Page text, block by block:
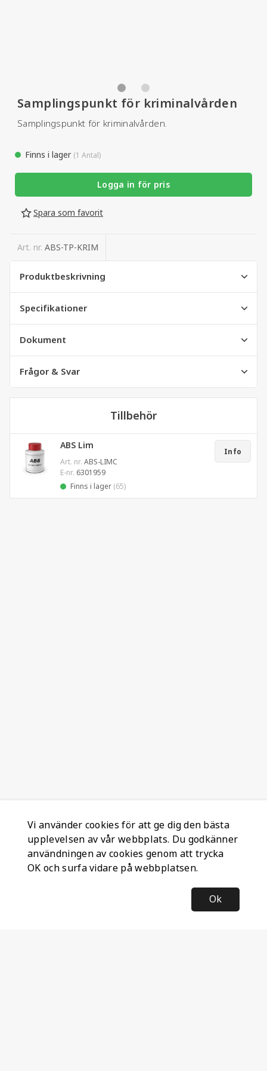
Samplingspunkt för kriminalvården
Samplingspunkt för kriminalvården.
Finns i lager (1 Antal)
Logga in för pris
Spara som favorit
Art. nr. ABS-TP-KRIM
Produktbeskrivning
Specifikationer
Dokument
Frågor & Svar
Tillbehör
ABS Lim
Art. nr. ABS-LIMC
E-nr. 6301959
Finns i lager (65)
Info
Vi använder cookies för att ge dig den bästa
upplevelsen av vår webbplats. Du godkänner
användningen av cookies genom att trycka
OK och surfa vidare på webbplatsen.
Ok